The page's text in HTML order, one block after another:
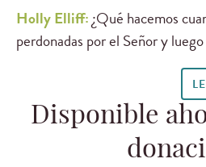
Holly Elliff:¿Qué hacemos
perdonadas por el Señor y
Disponible